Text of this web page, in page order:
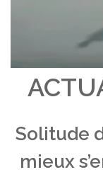
Solitude
mieux